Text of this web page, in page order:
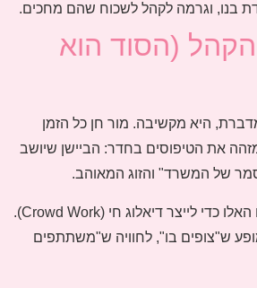
בנו, וגרמה לקהל לשכוח שהם מחכים.
(הסוד הוא
היא מקשיבה. מור חן כל הזמן
את הטיפוסים בחדר: הביישן שיושב
של המשרד" והזוג המאוהב.
היא משתמשת באנשים האלו כדי לייצר דיאלוג חי (Crowd Work).
ש"צופים בו", לחוויה ש"משתתפים